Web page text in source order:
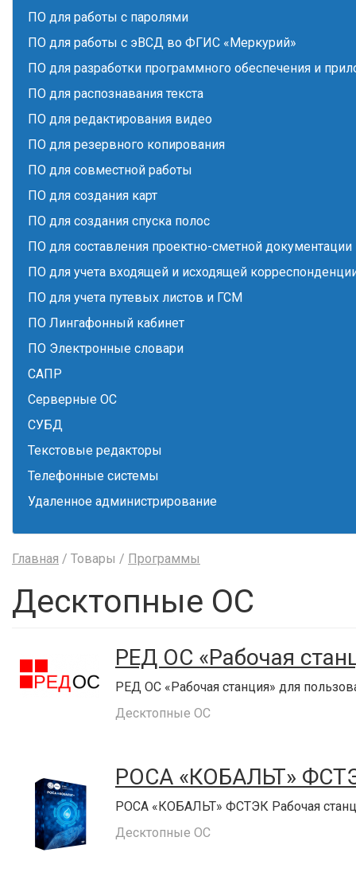
ПО для работы с паролями
ПО для работы с эВСД во ФГИС «Меркурий»
ПО для разработки программного обеспечения и
ПО для распознавания текста
ПО для редактирования видео
ПО для резервного копирования
ПО для совместной работы
ПО для создания карт
ПО для создания спуска полос
ПО для составления проектно-сметной документации
ПО для учета входящей и исходящей
ПО для учета путевых листов и ГСМ
ПО Лингафонный кабинет
ПО Электронные словари
САПР
Серверные ОС
СУБД
Текстовые редакторы
Телефонные системы
Удаленное администрирование
Главная / Товары / Программы
Десктопные ОС
РЕД ОС «Рабочая
РЕД ОС «Рабочая станция» для
Десктопные ОС
РОСА «КОБАЛЬТ»
РОСА «КОБАЛЬТ» ФСТЭК Рабочая
Десктопные ОС